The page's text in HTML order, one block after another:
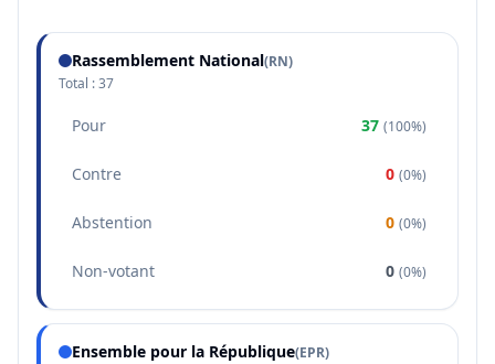
Rassemblement National(RN)
Total :37
Pour 37 (100%)
Contre 0 (0%)
Abstention 0 (0%)
Non-votant 0 (0%)
Ensemble pour la République(EPR)